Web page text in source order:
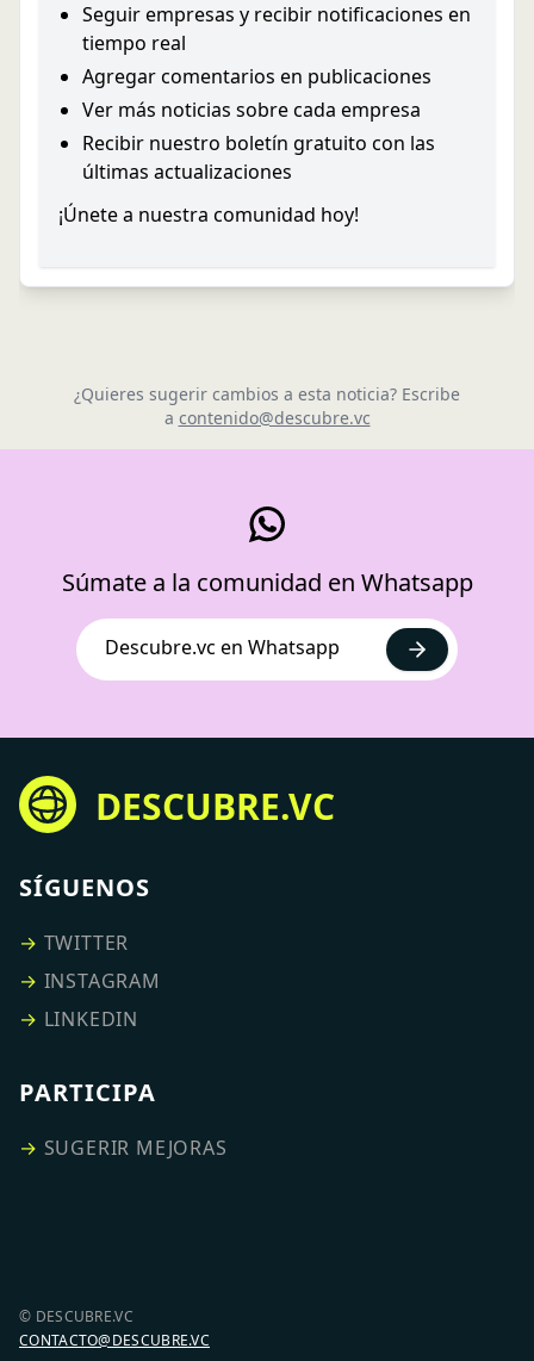
Seguir empresas y recibir notificaciones en
tiempo real
Agregar comentarios en publicaciones
Ver más noticias sobre cada empresa
Recibir nuestro boletín gratuito con las
últimas actualizaciones
¡Únete a nuestra comunidad hoy!
¿Quieres sugerir cambios a esta noticia? Escribe
a contenido@descubre.vc
Súmate a la comunidad en Whatsapp
Descubre.vc en Whatsapp
DESCUBRE.VC
SÍGUENOS
→ TWITTER
→ INSTAGRAM
→ LINKEDIN
PARTICIPA
→ SUGERIR MEJORAS
© DESCUBRE.VC
CONTACTO@DESCUBRE.VC